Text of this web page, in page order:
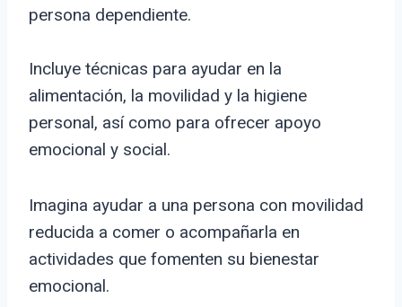
persona dependiente.
Incluye técnicas para ayudar en la
alimentación, la movilidad y la higiene
personal, así como para ofrecer apoyo
emocional y social.
Imagina ayudar a una persona con movilidad
reducida a comer o acompañarla en
actividades que fomenten su bienestar
emocional.